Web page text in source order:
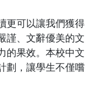
更可以讓我們獲得
謹、文辭優美的文
的果效。本校中文
劃，讓學生不僅嚐